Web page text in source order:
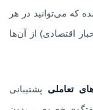
که می‌توانید در هر
اقتصادی) از آن‌ها
تعاملی پشتیبانی